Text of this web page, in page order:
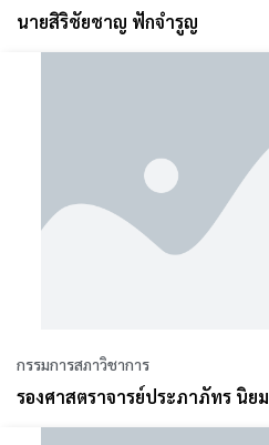
นายสิริชัยชาญ ฟักจำรูญ
กรรมการสภาวิชาการ
รองศาสตราจารย์ประภาภัทร นิยม